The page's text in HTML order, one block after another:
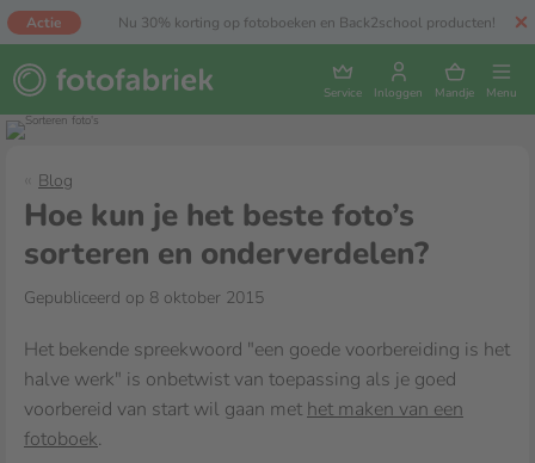
Actie Nu 30% korting op fotoboeken en Back2school producten!
Service Inloggen Mandje Menu
Blog
Hoe kun je het beste foto’s
sorteren en onderverdelen?
Gepubliceerd op 8 oktober 2015
Het bekende spreekwoord "een goede voorbereiding is het
halve werk" is onbetwist van toepassing als je goed
voorbereid van start wil gaan met het maken van een
fotoboek.